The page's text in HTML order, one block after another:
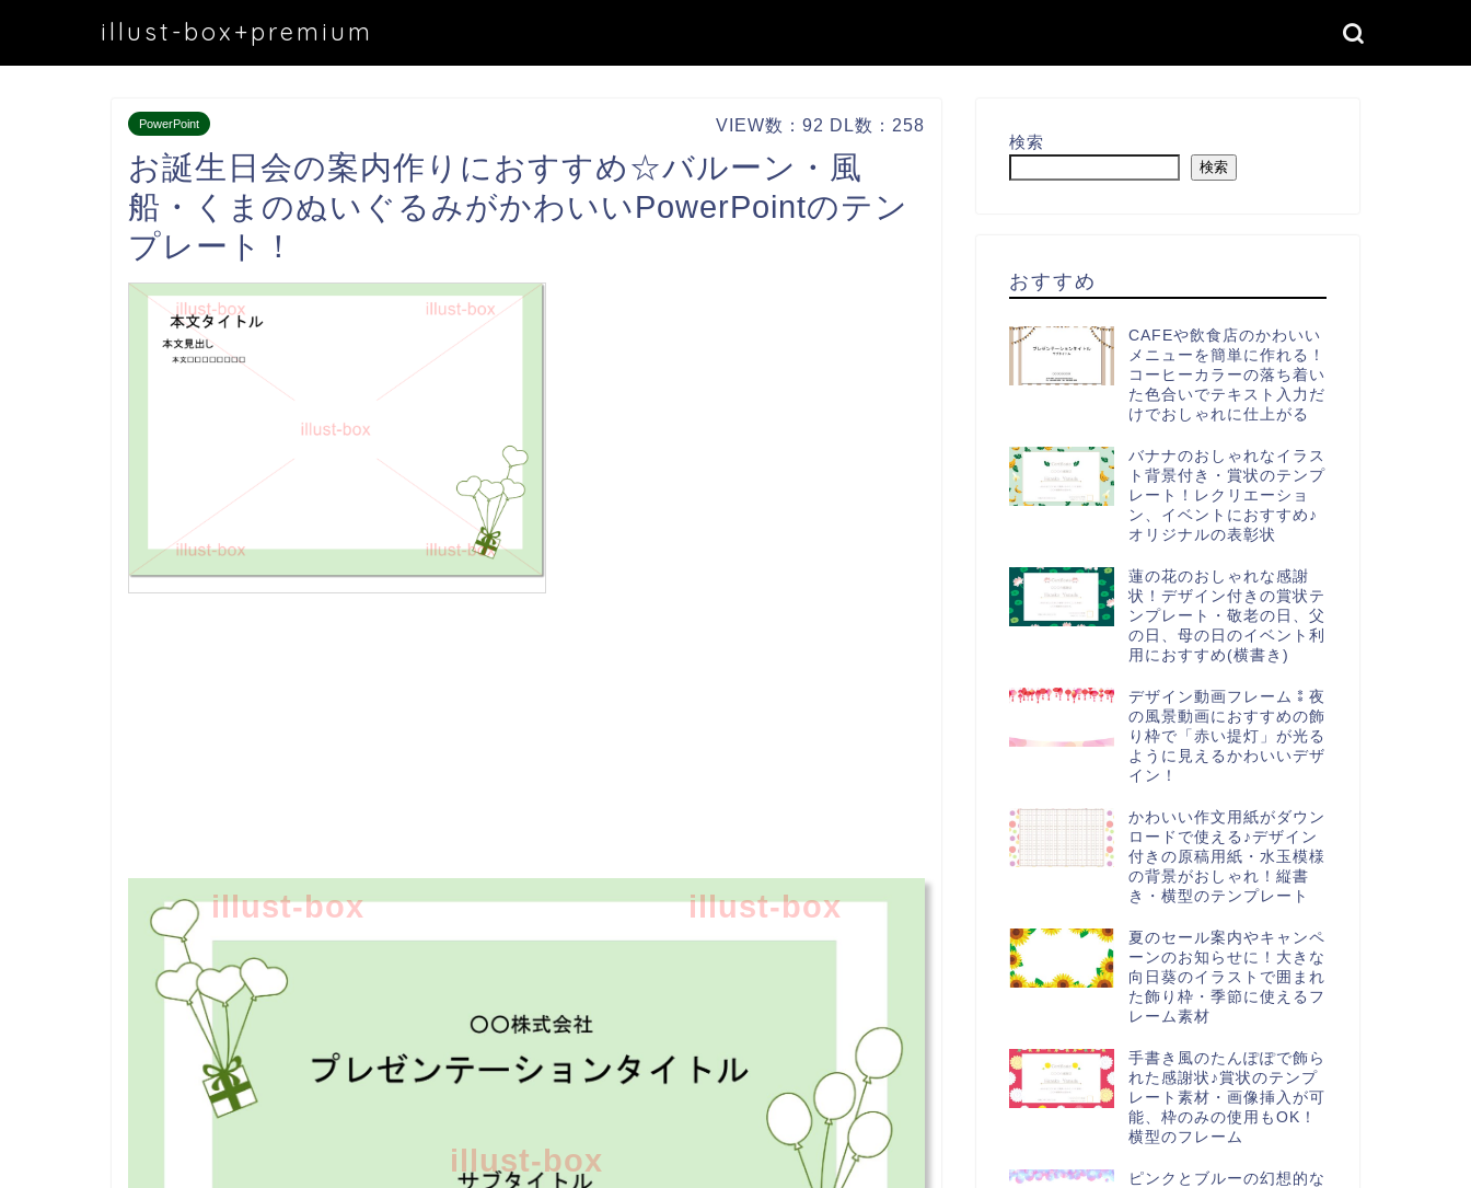
illust-box+premium
PowerPoint VIEW数：92 DL数：258
お誕生日会の案内作りにおすすめ☆バルーン・風
船・くまのぬいぐるみがかわいいPowerPointのテン
プレート！
illust-box
illust-box illust-box
検索
検索
おすすめ
CAFEや飲食店のかわいい
メニューを簡単に作れる！
コーヒーカラーの落ち着い
た色合いでテキスト入力だ
けでおしゃれに仕上がる
バナナのおしゃれなイラス
ト背景付き・賞状のテンプ
レート！レクリエーショ
ン、イベントにおすすめ♪
オリジナルの表彰状
蓮の花のおしゃれな感謝
状！デザイン付きの賞状テ
ンプレート・敬老の日、父
の日、母の日のイベント利
用におすすめ(横書き)
デザイン動画フレーム⁑夜
の風景動画におすすめの飾
り枠で「赤い提灯」が光る
ように見えるかわいいデザ
イン！
かわいい作文用紙がダウン
ロードで使える♪デザイン
付きの原稿用紙・水玉模様
の背景がおしゃれ！縦書
き・横型のテンプレート
夏のセール案内やキャンペ
ーンのお知らせに！大きな
向日葵のイラストで囲まれ
た飾り枠・季節に使えるフ
レーム素材
手書き風のたんぽぽで飾ら
れた感謝状♪賞状のテンプ
レート素材・画像挿入が可
能、枠のみの使用もOK！
横型のフレーム
ピンクとブルーの幻想的な